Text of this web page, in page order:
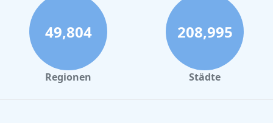
49,804
Regionen
208,995
Städte